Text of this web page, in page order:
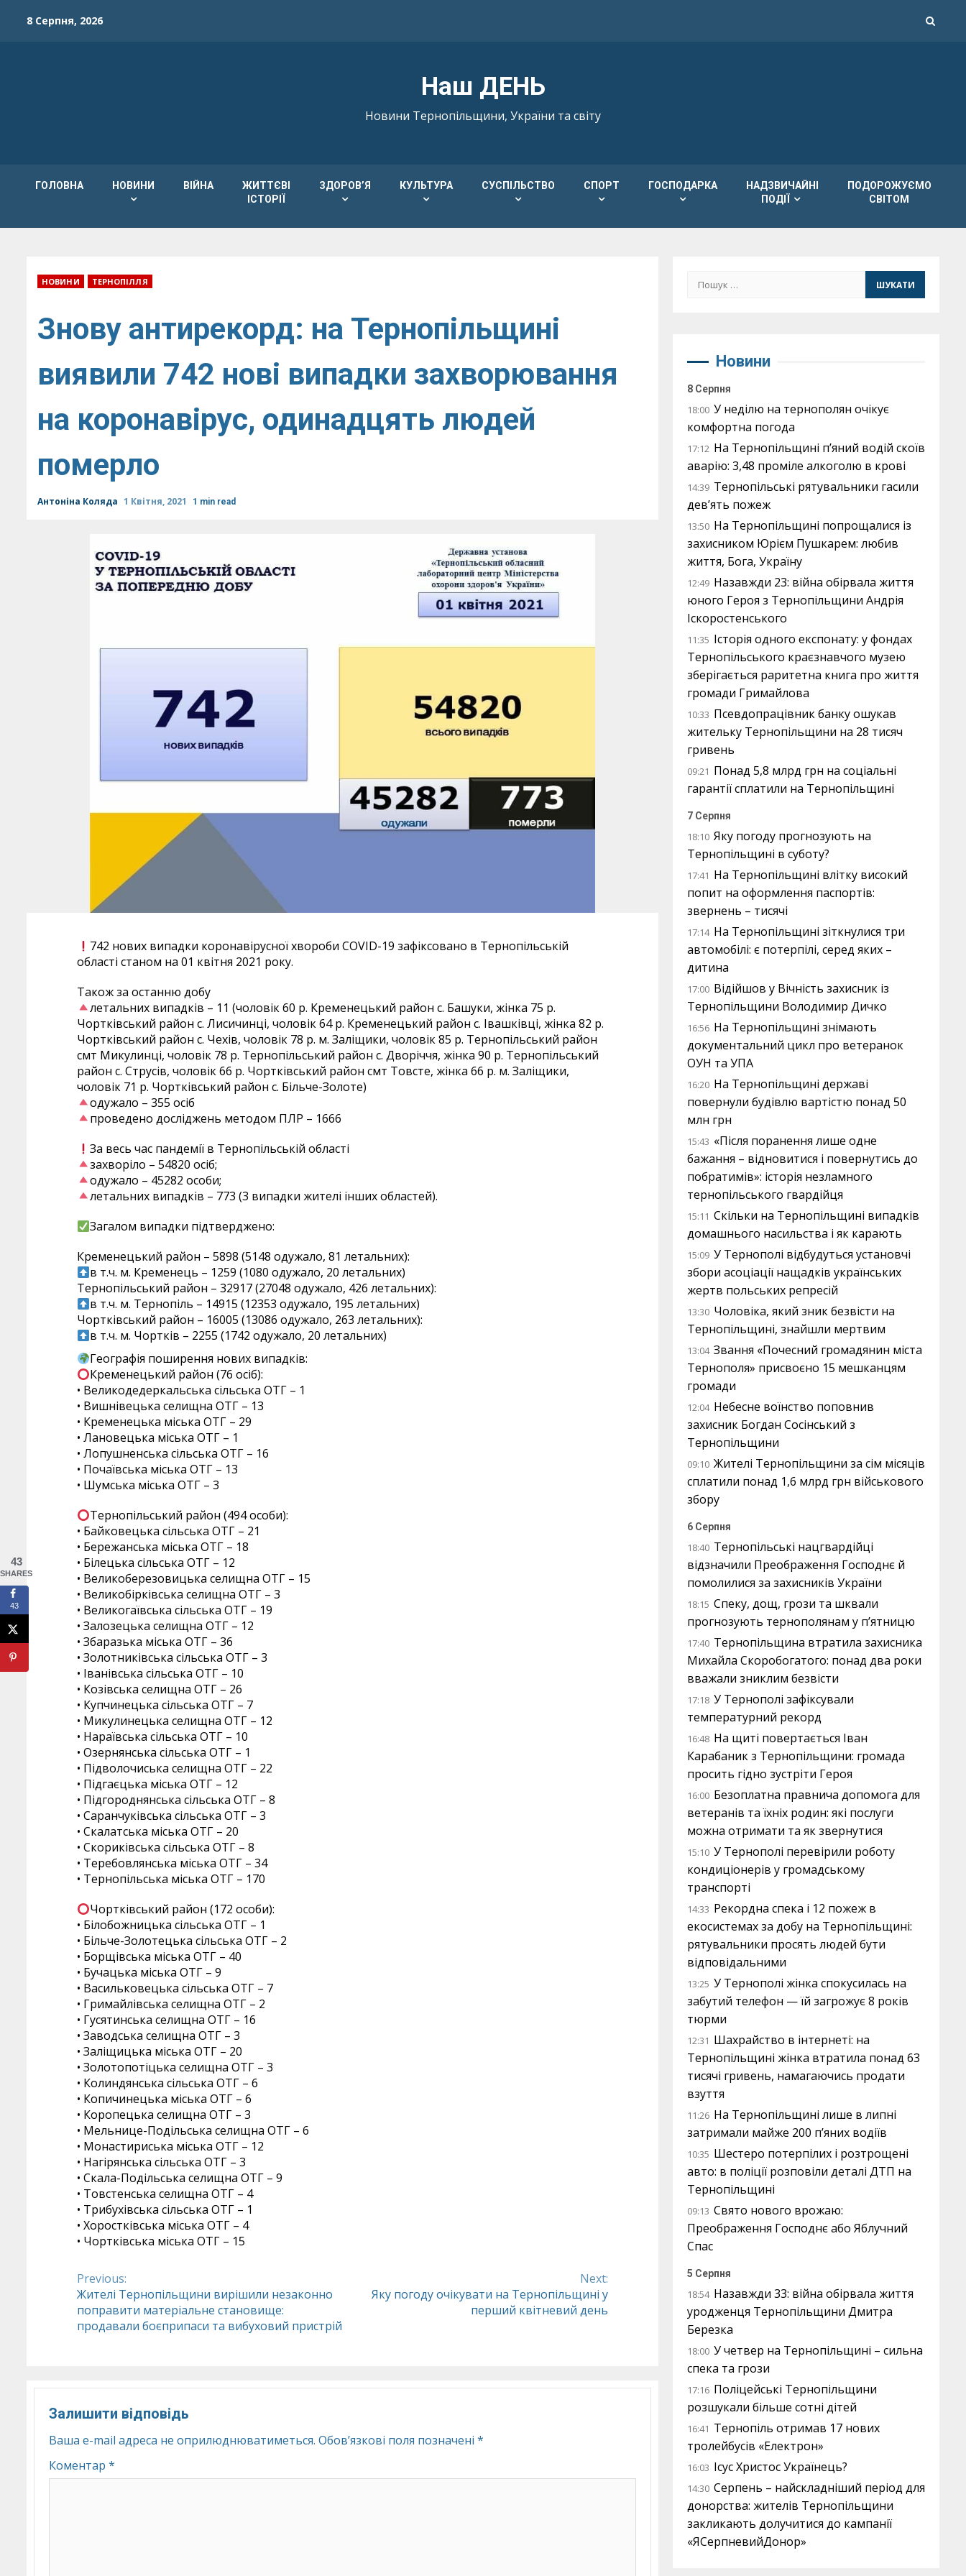
8 Серпня, 2026
Наш ДЕНЬ
Новини Тернопільщини, України та світу
ГОЛОВНА НОВИНИ ВІЙНА
ЖИТТЄВІ
ІСТОРІЇ
ЗДОРОВ’Я КУЛЬТУРА СУСПІЛЬСТВО СПОРТ ГОСПОДАРКА
НАДЗВИЧАЙНІ
ПОДІЇ
ПОДОРОЖУЄМО
СВІТОМ
НОВИНИ ТЕРНОПІЛЛЯ
Знову антирекорд: на Тернопільщині
виявили 742 нові випадки захворювання
на коронавірус, одинадцять людей
померло
Антоніна Коляда 1 Квітня, 2021 1 min read
742 нових випадки коронавірусної хвороби COVID-19 зафіксовано в Тернопільській
області станом на 01 квітня 2021 року.
Також за останню добу
летальних випадків – 11 (чоловік 60 р. Кременецький район с. Башуки, жінка 75 р.
Чортківський район с. Лисичинці, чоловік 64 р. Кременецький район с. Івашківці, жінка 82 р.
Чортківський район с. Чехів, чоловік 78 р. м. Заліщики, чоловік 85 р. Тернопільський район
смт Микулинці, чоловік 78 р. Тернопільський район с. Дворіччя, жінка 90 р. Тернопільський
район с. Струсів, чоловік 66 р. Чортківський район смт Товсте, жінка 66 р. м. Заліщики,
чоловік 71 р. Чортківський район с. Більче-Золоте)
одужало – 355 осіб
проведено досліджень методом ПЛР – 1666
За весь час пандемії в Тернопільській області
захворіло – 54820 осіб;
одужало – 45282 особи;
летальних випадків – 773 (3 випадки жителі інших областей).
Загалом випадки підтверджено:
Кременецький район – 5898 (5148 одужало, 81 летальних):
в т.ч. м. Кременець – 1259 (1080 одужало, 20 летальних)
Тернопільський район – 32917 (27048 одужало, 426 летальних):
в т.ч. м. Тернопіль – 14915 (12353 одужало, 195 летальних)
Чортківський район – 16005 (13086 одужало, 263 летальних):
в т.ч. м. Чортків – 2255 (1742 одужало, 20 летальних)
Географія поширення нових випадків:
Кременецький район (76 осіб):
• Великодедеркальська сільська ОТГ – 1
• Вишнівецька селищна ОТГ – 13
• Кременецька міська ОТГ – 29
• Лановецька міська ОТГ – 1
• Лопушненська сільська ОТГ – 16
• Почаївська міська ОТГ – 13
• Шумська міська ОТГ – 3
Тернопільський район (494 особи):
• Байковецька сільська ОТГ – 21
• Бережанська міська ОТГ – 18
• Білецька сільська ОТГ – 12
• Великоберезовицька селищна ОТГ – 15
• Великобірківська селищна ОТГ – 3
• Великогаївська сільська ОТГ – 19
• Залозецька селищна ОТГ – 12
• Збаразька міська ОТГ – 36
• Золотниківська сільська ОТГ – 3
• Іванівська сільська ОТГ – 10
• Козівська селищна ОТГ – 26
• Купчинецька сільська ОТГ – 7
• Микулинецька селищна ОТГ – 12
• Нараївська сільська ОТГ – 10
• Озернянська сільська ОТГ – 1
• Підволочиська селищна ОТГ – 22
• Підгаєцька міська ОТГ – 12
• Підгороднянська сільська ОТГ – 8
• Саранчуківська сільська ОТГ – 3
• Скалатська міська ОТГ – 20
• Скориківська сільська ОТГ – 8
• Теребовлянська міська ОТГ – 34
• Тернопільська міська ОТГ – 170
Чортківський район (172 особи):
• Білобожницька сільська ОТГ – 1
• Більче-Золотецька сільська ОТГ – 2
• Борщівська міська ОТГ – 40
• Бучацька міська ОТГ – 9
• Васильковецька сільська ОТГ – 7
• Гримайлівська селищна ОТГ – 2
• Гусятинська селищна ОТГ – 16
• Заводська селищна ОТГ – 3
• Заліщицька міська ОТГ – 20
• Золотопотіцька селищна ОТГ – 3
• Колиндянська сільська ОТГ – 6
• Копичинецька міська ОТГ – 6
• Коропецька селищна ОТГ – 3
• Мельнице-Подільська селищна ОТГ – 6
• Монастириська міська ОТГ – 12
• Нагірянська сільська ОТГ – 3
• Скала-Подільська селищна ОТГ – 9
• Товстенська селищна ОТГ – 4
• Трибухівська сільська ОТГ – 1
• Хоростківська міська ОТГ – 4
• Чортківська міська ОТГ – 15
Continue
Reading
Previous:
Жителі Тернопільщини вирішили незаконно
поправити матеріальне становище:
продавали боєприпаси та вибуховий пристрій
Next:
Яку погоду очікувати на Тернопільщині у
перший квітневий день
Залишити відповідь
Ваша e-mail адреса не оприлюднюватиметься. Обов’язкові поля позначені *
Коментар *
Пошук:
Новини
8 Серпня
18:00 У неділю на тернополян очікує
комфортна погода
17:12 На Тернопільщині п’яний водій скоїв
аварію: 3,48 проміле алкоголю в крові
14:39 Тернопільські рятувальники гасили
дев’ять пожеж
13:50 На Тернопільщині попрощалися із
захисником Юрієм Пушкарем: любив
життя, Бога, Україну
12:49 Назавжди 23: війна обірвала життя
юного Героя з Тернопільщини Андрія
Іскоростенського
11:35 Історія одного експонату: у фондах
Тернопільського краєзнавчого музею
зберігається раритетна книга про життя
громади Гримайлова
10:33 Псевдопрацівник банку ошукав
жительку Тернопільщини на 28 тисяч
гривень
09:21 Понад 5,8 млрд грн на соціальні
гарантії сплатили на Тернопільщині
7 Серпня
18:10 Яку погоду прогнозують на
Тернопільщині в суботу?
17:41 На Тернопільщині влітку високий
попит на оформлення паспортів:
звернень – тисячі
17:14 На Тернопільщині зіткнулися три
автомобілі: є потерпілі, серед яких –
дитина
17:00 Відійшов у Вічність захисник із
Тернопільщини Володимир Дичко
16:56 На Тернопільщині знімають
документальний цикл про ветеранок
ОУН та УПА
16:20 На Тернопільщині державі
повернули будівлю вартістю понад 50
млн грн
15:43 «Після поранення лише одне
бажання – відновитися і повернутись до
побратимів»: історія незламного
тернопільського гвардійця
15:11 Скільки на Тернопільщині випадків
домашнього насильства і як карають
15:09 У Тернополі відбудуться установчі
збори асоціації нащадків українських
жертв польських репресій
13:30 Чоловіка, який зник безвісти на
Тернопільщині, знайшли мертвим
13:04 Звання «Почесний громадянин міста
Тернополя» присвоєно 15 мешканцям
громади
12:04 Небесне воїнство поповнив
захисник Богдан Сосінський з
Тернопільщини
09:10 Жителі Тернопільщини за сім місяців
сплатили понад 1,6 млрд грн військового
збору
6 Серпня
18:40 Тернопільські нацгвардійці
відзначили Преображення Господнє й
помолилися за захисників України
18:15 Спеку, дощ, грози та шквали
прогнозують тернополянам у п’ятницю
17:40 Тернопільщина втратила захисника
Михайла Скоробогатого: понад два роки
вважали зниклим безвісти
17:18 У Тернополі зафіксували
температурний рекорд
16:48 На щиті повертається Іван
Карабаник з Тернопільщини: громада
просить гідно зустріти Героя
16:00 Безоплатна правнича допомога для
ветеранів та їхніх родин: які послуги
можна отримати та як звернутися
15:10 У Тернополі перевірили роботу
кондиціонерів у громадському
транспорті
14:33 Рекордна спека і 12 пожеж в
екосистемах за добу на Тернопільщині:
рятувальники просять людей бути
відповідальними
13:25 У Тернополі жінка спокусилась на
забутий телефон — їй загрожує 8 років
тюрми
12:31 Шахрайство в інтернеті: на
Тернопільщині жінка втратила понад 63
тисячі гривень, намагаючись продати
взуття
11:26 На Тернопільщині лише в липні
затримали майже 200 п’яних водіїв
10:35 Шестеро потерпілих і розтрощені
авто: в поліції розповіли деталі ДТП на
Тернопільщині
09:13 Свято нового врожаю:
Преображення Господнє або Яблучний
Спас
5 Серпня
18:54 Назавжди 33: війна обірвала життя
уродженця Тернопільщини Дмитра
Березка
18:00 У четвер на Тернопільщині – сильна
спека та грози
17:16 Поліцейські Тернопільщини
розшукали більше сотні дітей
16:41 Тернопіль отримав 17 нових
тролейбусів «Електрон»
16:03 Ісус Христос Українець?
14:30 Серпень – найскладніший період для
донорства: жителів Тернопільщини
закликають долучитися до кампанії
«ЯСерпневийДонор»
43
SHARES
43